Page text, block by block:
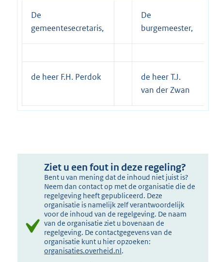
De
gemeentesecretaris,
De
burgemeester,
de heer F.H. Perdok
de heer T.J.
van der Zwan
Ziet u een fout in deze regeling?
Bent u van mening dat de inhoud niet juist is?
Neem dan contact op met de organisatie die de
regelgeving heeft gepubliceerd. Deze
organisatie is namelijk zelf verantwoordelijk
voor de inhoud van de regelgeving. De naam
van de organisatie ziet u bovenaan de
regelgeving. De contactgegevens van de
organisatie kunt u hier opzoeken:
organisaties.overheid.nl.